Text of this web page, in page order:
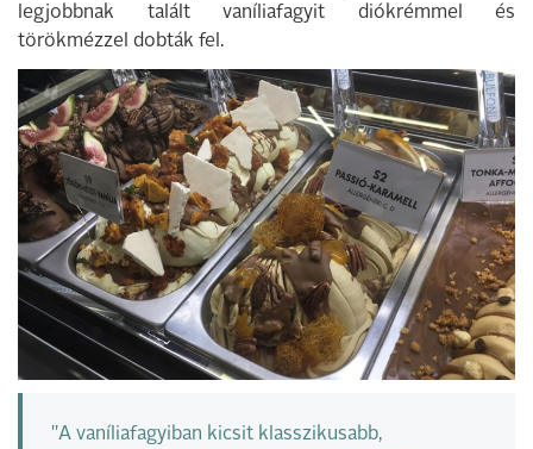
legjobbnak talált vaníliafagyit diókrémmel és
törökmézzel dobták fel.
"A vaníliafagyiban kicsit klasszikusabb,